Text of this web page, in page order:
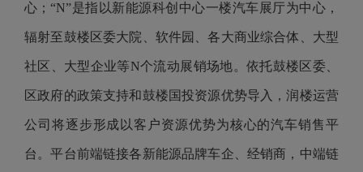
心；“N”是指以新能源科创中心一楼汽车展厅为中心，
辐射至鼓楼区委大院、软件园、各大商业综合体、大型
社区、大型企业等N个流动展销场地。依托鼓楼区委、
区政府的政策支持和鼓楼国投资源优势导入，润楼运营
公司将逐步形成以客户资源优势为核心的汽车销售平
台。平台前端链接各新能源品牌车企、经销商，中端链